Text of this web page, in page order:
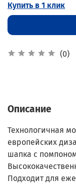
(0)
Купить в 1 клик
Описание
Технологичная
европейских
шапка с
Подходит для